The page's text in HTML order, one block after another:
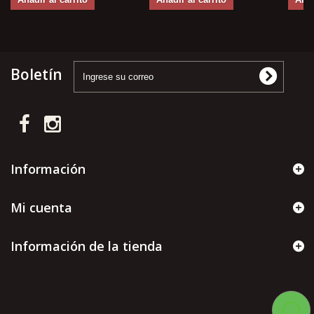
Boletín
Información
Mi cuenta
Información de la tienda